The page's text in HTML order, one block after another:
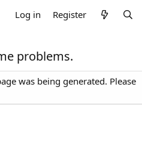
Log in Register
problems.
was being generated. Please